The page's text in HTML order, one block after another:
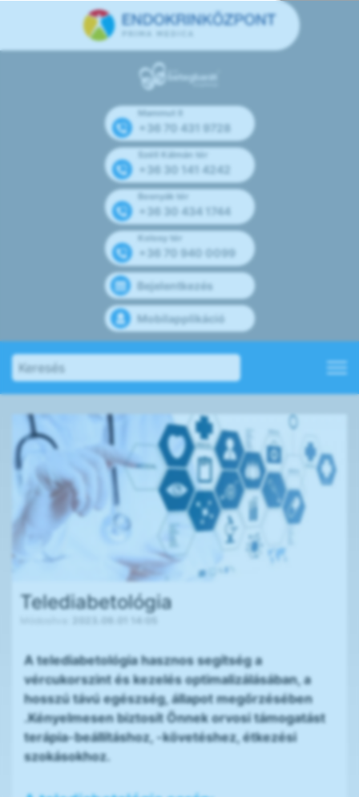
Mammut II
+36 70 431 9728
Széll Kálmán tér
+36 30 141 4242
Bosnyák tér
+36 30 434 1744
Kolosy tér
+36 70 940 0099
Bejelentkezés
Mobilapplikáció
Telediabetológia
A telediabetológia hasznos segítség a
vércukorszint és kezelés optimalizálásában, a
hosszú távú egészség, állapot megőrzésében
.Kényelmesen biztosít Önnek orvosi támogatást
terápia-beállításhoz, -követéshez, étkezési
szokásokhoz.